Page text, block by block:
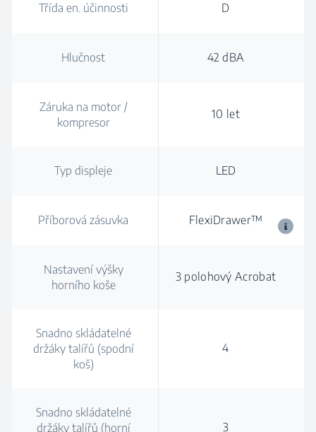
Třída en. účinnosti D
Hlučnost 42 dBA
Záruka na motor /
kompresor
10 let
Typ displeje LED
Příborová zásuvka FlexiDrawer™
Nastavení výšky
horního koše
3 polohový Acrobat
Snadno skládatelné
držáky talířů (spodní
koš)
4
Snadno skládatelné
držáky talířů (horní
3